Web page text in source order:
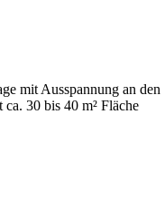
mit Ausspannung an den
30 bis 40 m² Fläche